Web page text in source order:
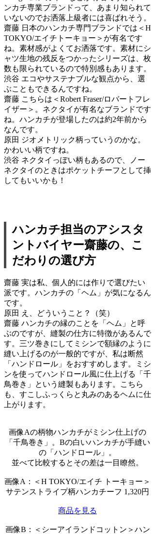
ンカチ専業ブランドって、あまり知られて
いないのでお洒落上級者には喜ばれそう。
齋藤 日本のハンカチ専門ブランドでは＜H
TOKYO/エイチトーキョー＞が有名です
ね。素材感がよくてお洒落です。素材にシ
ャツ生地の残反をつかったシリーズは、枚
数も限られているので特別感もあります。
渋谷 エコやサステナブルな観点から、選
ぶこともできるんですね。
齋藤 こちらは＜Robert Fraser/ロバートフレ
イザー＞。ネクタイが有名なブランドです
ね。ハンカチが登場したのは約2年前から
なんです。
原田 ジオメトリック柄っていうのかな。
かわいい柄ですね。
渋谷 ネクタイっぽい柄もあるので、ノー
ネクタイのときはポケットチーフとして挿
してもいいかも！
ハンカチ担当のアシスタ
ントバイヤー齋藤の、こ
だわりの選び方
齋藤 実は私、個人的には作りで選びたい
派です。ハンカチの「ヘム」が気になるん
です。
原田 え、どういうこと？（笑）
齋藤 ハンカチの縁のことを「ヘム」と呼
ぶのですが、縫製の仕方に特徴があるんで
す。三ツ巻きにしてミシンで額縁のように
縫い上げるのが一般的ですが、私は断然
「ハンドロール」をおすすめします。ミシ
ンを使ってハンドロール風に仕上げる「千
鳥巻き」という縫製もあります。こちら
も、すこしふっくらと丸みのあるヘムに仕
上がります。
画像Aの柄物ハンカチがミシン仕上げの
「千鳥巻き」。Bの白いハンカチが手縫い
の「ハンドロール」。
並べて比較するとその差は一目瞭然。
画像A：＜H TOKYO/エイチ トーキョー＞
サテンストライプ柄ハンカチーフ 1,320円
商品を見る
画像B：＜シーアイランドコットン＞ハン